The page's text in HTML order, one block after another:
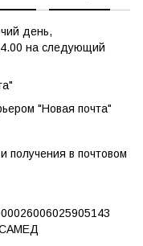
день,
на следующий
"Новая почта"
получения в почтовом
САМЕД